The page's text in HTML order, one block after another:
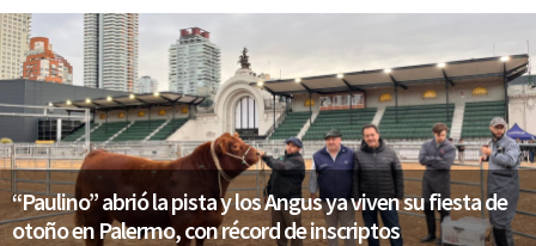
“Paulino” abrió la pista y los Angus ya viven su fiesta de
otoño en Palermo, con récord de inscriptos